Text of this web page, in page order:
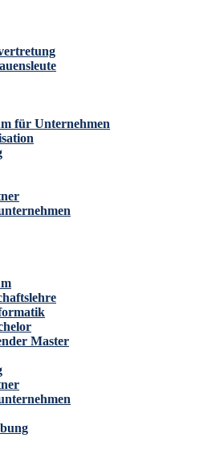
für Unternehmen
Master